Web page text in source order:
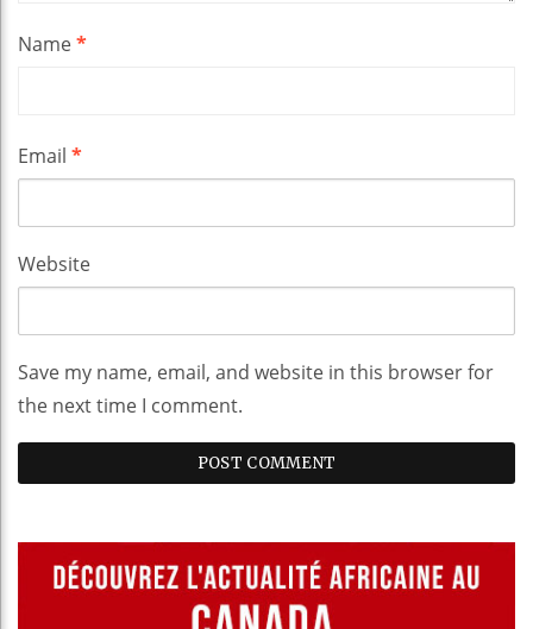
Name*
Email *
Website
Save my name, email, and website in this browser for
the next time I comment.